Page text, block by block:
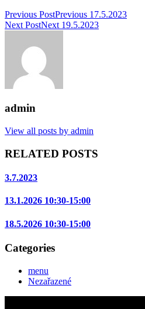
Previous PostPrevious 17.5.2023
Next PostNext 19.5.2023
admin
View all posts by admin
RELATED POSTS
3.7.2023
13.1.2026 10:30-15:00
18.5.2026 10:30-15:00
Categories
menu
Nezařazené